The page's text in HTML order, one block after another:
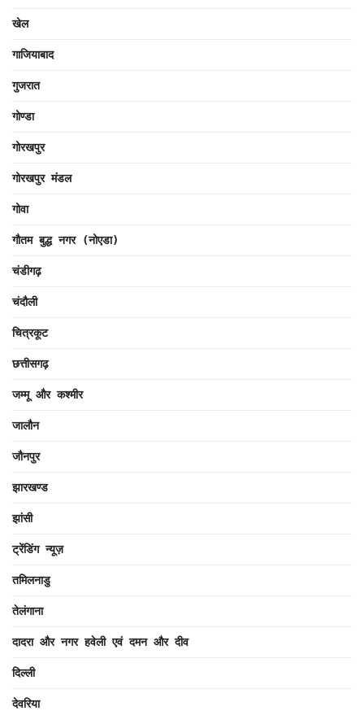
खेल
गाजियाबाद
गुजरात
गोण्डा
गोरखपुर
गोरखपुर मंडल
गोवा
गौतम बुद्ध नगर (नोएडा)
चंडीगढ़
चंदौली
चित्रकूट
छत्तीसगढ़
जम्मू और कश्मीर
जालौन
जौनपुर
झारखण्ड
झांसी
ट्रेंडिंग न्यूज़
तमिलनाडु
तेलंगाना
दादरा और नगर हवेली एवं दमन और दीव
दिल्ली
देवरिया